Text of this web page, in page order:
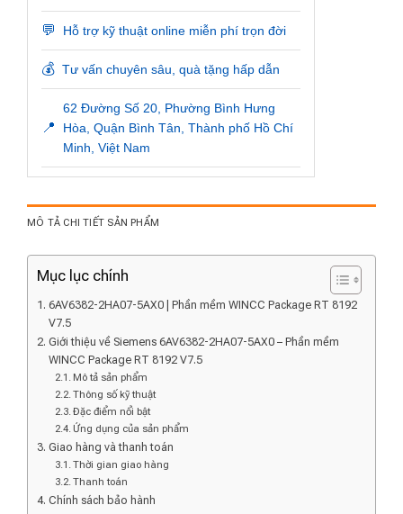
💬 Hỗ trợ kỹ thuật online miễn phí trọn đời
💰 Tư vấn chuyên sâu, quà tặng hấp dẫn
📍
62 Đường Số 20, Phường Bình Hưng
Hòa, Quận Bình Tân, Thành phố Hồ Chí
Minh, Việt Nam
MÔ TẢ CHI TIẾT SẢN PHẨM
Mục lục chính
6AV6382-2HA07-5AX0 | Phần mềm WINCC Package RT 8192
V7.5
Giới thiệu về Siemens 6AV6382-2HA07-5AX0 – Phần mềm
WINCC Package RT 8192 V7.5
Mô tả sản phẩm
Thông số kỹ thuật
Đặc điểm nổi bật
Ứng dụng của sản phẩm
Giao hàng và thanh toán
Thời gian giao hàng
Thanh toán
Chính sách bảo hành